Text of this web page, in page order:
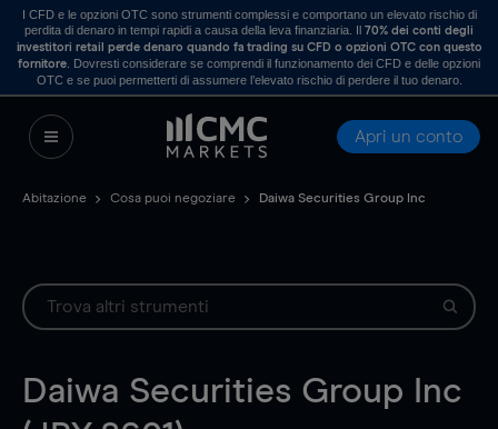
I CFD e le opzioni OTC sono strumenti complessi e comportano un elevato rischio di
perdita di denaro in tempi rapidi a causa della leva finanziaria. Il70% dei conti degli
investitori retail perde denaro quando fa trading su CFD o opzioni OTC con questo
fornitore . Dovresti considerare se comprendi il funzionamento dei CFD e delle opzioni
OTC e se puoi permetterti di assumere l’elevato rischio di perdere il tuo denaro.
Apri un conto
Abitazione Cosa puoi negoziare Daiwa Securities Group Inc
Daiwa Securities Group Inc